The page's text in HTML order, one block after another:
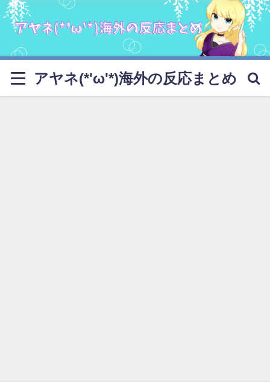
アヤネ(*'ω'*)海外の反応まとめ